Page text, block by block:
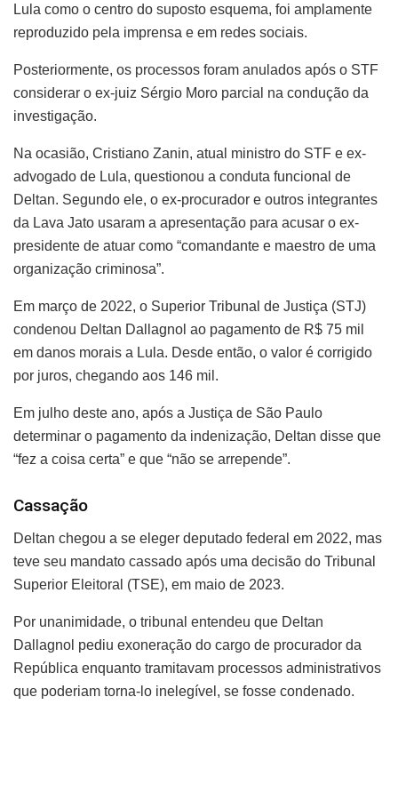
Lula como o centro do suposto esquema, foi amplamente
reproduzido pela imprensa e em redes sociais.
Posteriormente, os processos foram anulados após o STF
considerar o ex-juiz Sérgio Moro parcial na condução da
investigação.
Na ocasião, Cristiano Zanin, atual ministro do STF e ex-
advogado de Lula, questionou a conduta funcional de
Deltan. Segundo ele, o ex-procurador e outros integrantes
da Lava Jato usaram a apresentação para acusar o ex-
presidente de atuar como “comandante e maestro de uma
organização criminosa”.
Em março de 2022, o Superior Tribunal de Justiça (STJ)
condenou Deltan Dallagnol ao pagamento de R$ 75 mil
em danos morais a Lula. Desde então, o valor é corrigido
por juros, chegando aos 146 mil.
Em julho deste ano, após a Justiça de São Paulo
determinar o pagamento da indenização, Deltan disse que
“fez a coisa certa” e que “não se arrepende”.
Cassação
Deltan chegou a se eleger deputado federal em 2022, mas
teve seu mandato cassado após uma decisão do Tribunal
Superior Eleitoral (TSE), em maio de 2023.
Por unanimidade, o tribunal entendeu que Deltan
Dallagnol pediu exoneração do cargo de procurador da
República enquanto tramitavam processos administrativos
que poderiam torna-lo inelegível, se fosse condenado.